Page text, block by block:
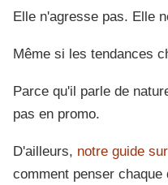
Elle n'agresse pas. Elle
Même si les tendances
Parce qu'il parle de
pas en promo.
D'ailleurs, notre guide
comment penser